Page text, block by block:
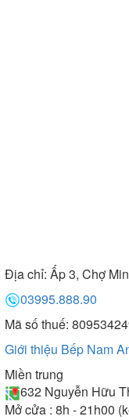
Địa chỉ: Ấp 3, Chợ
03995.888.90
Mã số thuế:
Giới thiệu Bếp Nam
Miền trung
632 Nguyễn Hữu
Mở cửa : 8h - 21h00